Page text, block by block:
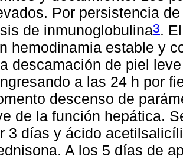
Por persistencia
de inmunoglobulina3.
hemodinamia estable y
descamación de piel
a las 24 h por
descenso de
de la función hepática.
3 días y ácido
A los 5 días de